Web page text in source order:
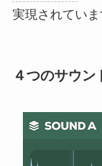
実現されていま
４つのサウン